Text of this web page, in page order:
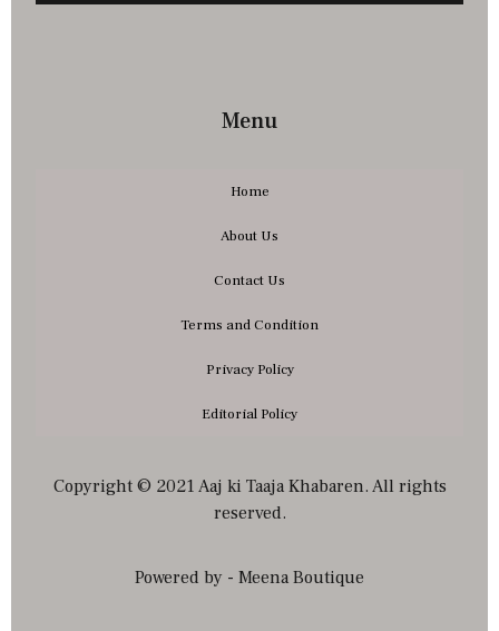
Menu
Home
About Us
Contact Us
Terms and Condition
Privacy Policy
Editorial Policy
Copyright © 2021 Aaj ki Taaja Khabaren. All rights
reserved.
Powered by - Meena Boutique